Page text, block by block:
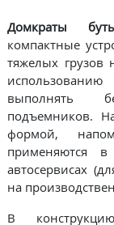
Домкраты
компактные
тяжелых грузов
выполнять
подъемников.
формой,
применяются в
автосервисах
на
В